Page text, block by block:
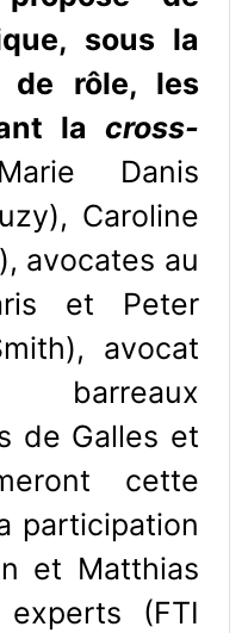
sous la
de rôle, les
la cross-
Marie Danis
Caroline
avocates au
et Peter
avocat
de Galles et
cette
participation
et Matthias
experts (FTI